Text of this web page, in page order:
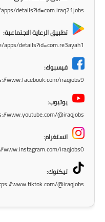
details?id=com.iraq21jobs
تطبيق الرعاية الاجتماعية:
details?id=com.re3ayah1
فيسبوك:
www.facebook.com/iraqjobs9
يوتيوب:
www.youtube.com/@iraqjobs
انستغرام:
www.instagram.com/iraqjobs0/
تيكتوك:
www.tiktok.com/@iraqjobs